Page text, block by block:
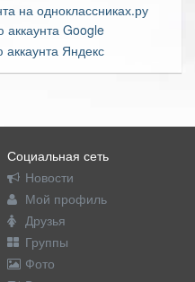
Социальная сеть
Новости
Мой профиль
Друзья
Группы
Фото